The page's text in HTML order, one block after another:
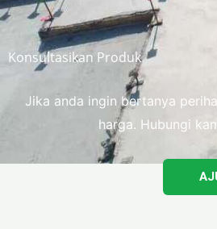
Konsultasikan Produk
Jika anda ingin bertanya
harga. Hubungi